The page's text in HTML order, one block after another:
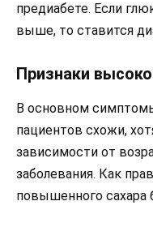
предиабете. Если
выше, то ставится
Признаки
В основном
пациентов схожи,
зависимости от
заболевания. Как
повышенного